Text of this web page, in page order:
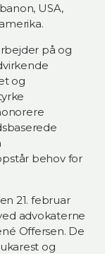
USA,
på og
og
behov for
21. februar
advokaterne
Offersen. De
og